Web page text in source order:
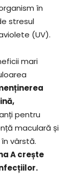
în
stresul
(UV).
mari
pentru
maculară și
vârstă.
A crește